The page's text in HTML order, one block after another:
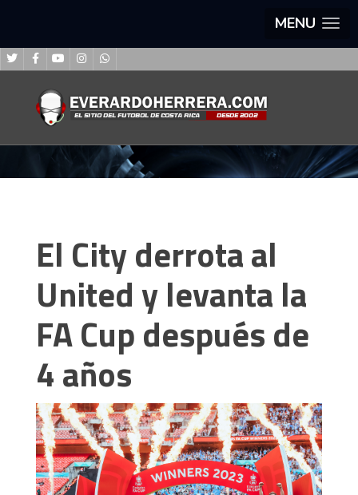
MENU
El City derrota al
United y levanta la
FA Cup después de
4 años